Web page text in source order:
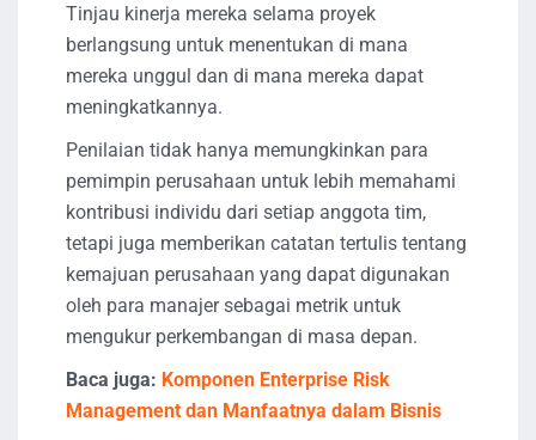
Tinjau kinerja mereka selama proyek
berlangsung untuk menentukan di mana
mereka unggul dan di mana mereka dapat
meningkatkannya.
Penilaian tidak hanya memungkinkan para
pemimpin perusahaan untuk lebih memahami
kontribusi individu dari setiap anggota tim,
tetapi juga memberikan catatan tertulis tentang
kemajuan perusahaan yang dapat digunakan
oleh para manajer sebagai metrik untuk
mengukur perkembangan di masa depan.
Baca juga: Komponen Enterprise Risk
Management dan Manfaatnya dalam Bisnis